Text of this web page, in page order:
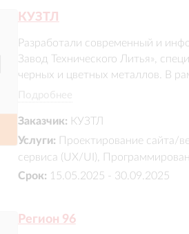
КУЗТЛ
Разработали современный и
Завод Технического Литья»,
черных и цветных металлов. В
обеспечили удобный интерфейс.
Подробнее
Заказчик: КУЗТЛ
Услуги:
Проектирование сайта/
сервиса (UX/UI),
Срок: 15.05.2025 - 30.09.2025
Регион 96